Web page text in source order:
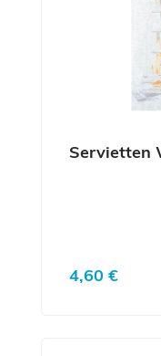
Servietten
Regulärer
4,60 €